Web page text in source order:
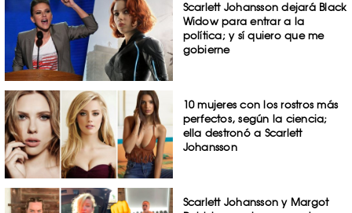
Scarlett Johansson dejará Black
Widow para entrar a la
política; y sí quiero que me
gobierne
10 mujeres con los rostros más
perfectos, según la ciencia;
ella destronó a Scarlett
Johansson
Scarlett Johansson y Margot